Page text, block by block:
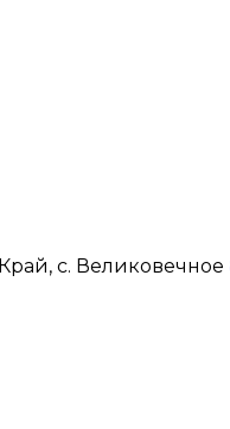
с. Великовечное